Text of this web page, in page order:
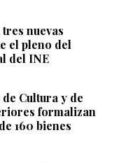
nuevas
el pleno del
del INE
Cultura y de
formalizan
160 bienes